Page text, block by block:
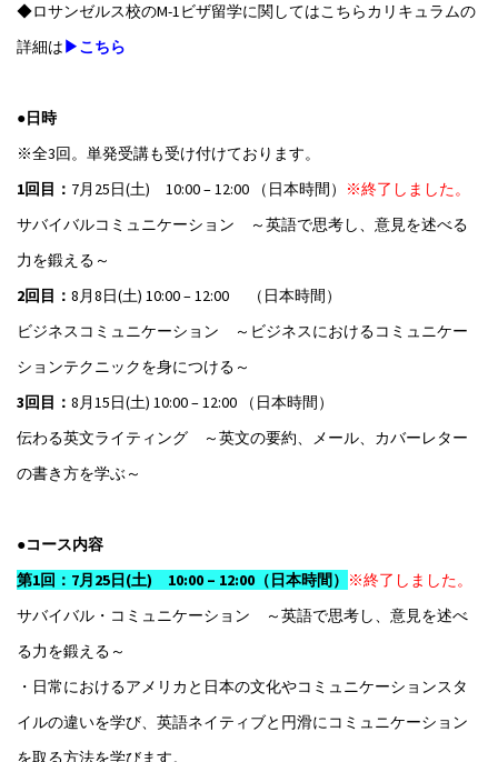
◆ロサンゼルス校のM-1ビザ留学に関してはこちらカリキュラムの
詳細は▶こちら
●日時
※全3回。単発受講も受け付けております。
1回目： 7月25日(土) 10:00 – 12:00 （日本時間）
※終了しました。
サバイバルコミュニケーション ～英語で思考し、意見を述べる
力を鍛える～
2回目： 8月8日(土) 10:00 – 12:00 （日本時間）
ビジネスコミュニケーション ～ビジネスにおけるコミュニケー
ションテクニックを身につける～
3回目： 8月15日(土) 10:00 – 12:00 （日本時間）
伝わる英文ライティング ～英文の要約、メール、カバーレター
の書き方を学ぶ～
●コース内容
第1回：7月25日(土) 10:00 – 12:00（日本時間） ※終了しました。
サバイバル・コミュニケーション ～英語で思考し、意見を述べ
る力を鍛える～
・日常におけるアメリカと日本の文化やコミュニケーションスタ
イルの違いを学び、英語ネイティブと円滑にコミュニケーション
を取る方法を学びます。